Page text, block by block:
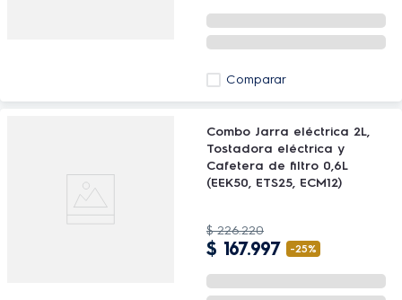
Comparar
Combo Jarra eléctrica 2L,
Tostadora eléctrica y
Cafetera de filtro 0,6L
(EEK50, ETS25, ECM12)
$ 226.220
$ 167.997 -25%